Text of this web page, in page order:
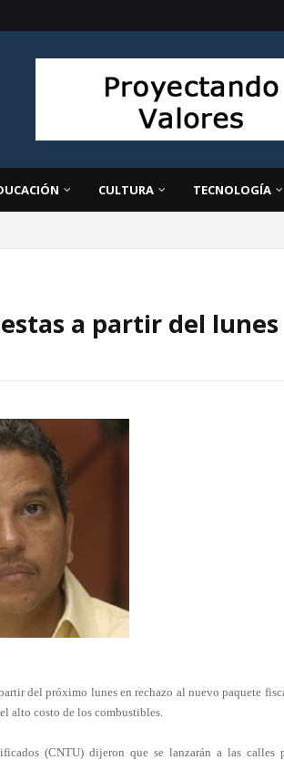
CULTURA TECNOLOGÍA
a partir del lunes
del próximo lunes en rechazo al nuevo paquete
alto costo de los combustibles.
(CNTU) dijeron que se lanzarán a las calles